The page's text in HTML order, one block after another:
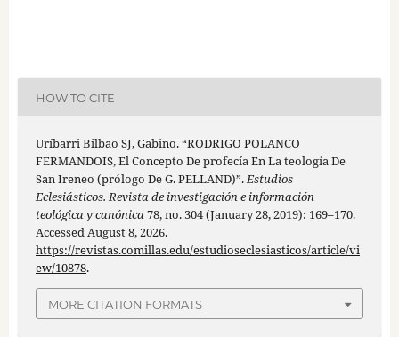
HOW TO CITE
Uríbarri Bilbao SJ, Gabino. “RODRIGO POLANCO
FERMANDOIS, El Concepto De profecía En La teología De
San Ireneo (prólogo De G. PELLAND)”.Estudios
Eclesiásticos. Revista de investigación e información
teológica y canónica78, no. 304 (January 28, 2019): 169–170.
Accessed August 8, 2026.
https://revistas.comillas.edu/estudioseclesiasticos/article/vi
ew/10878.
MORE CITATION FORMATS